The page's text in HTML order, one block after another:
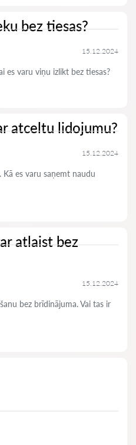
bez tiesas?
15.12.2024
es varu viņu izlikt bez tiesas?
atceltu lidojumu?
15.12.2024
es varu saņemt naudu
atlaist bez
15.12.2024
bez brīdinājuma. Vai tas ir